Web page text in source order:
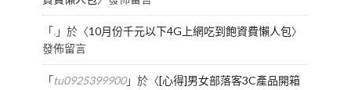
「.」於〈10月份千元以下4G上網吃到飽資費懶人包〉
發佈留言
「tu0925399900」於〈[心得]男女部落客3C產品開箱